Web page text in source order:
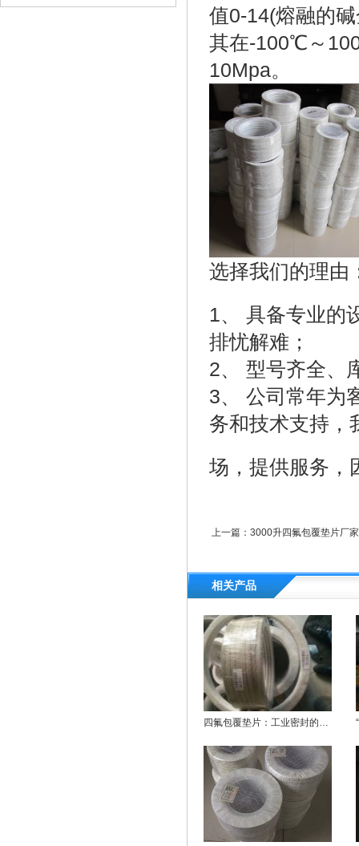
值0-14(熔融的
其在-100℃～
10Mpa。
选择我们的理由
1、 具备专业的
排忧解难；
2、 型号齐全、
3、 公司常年为
务和技术支持，
场，提供服务，
上一篇： 3000升四氟包覆垫片厂
相关产品
四氟包覆垫片：工业密封的极致性能典范